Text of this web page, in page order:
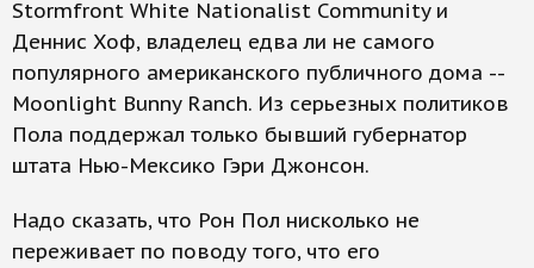
Stormfront White Nationalist Community и
Деннис Хоф, владелец едва ли не самого
популярного американского публичного дома --
Moonlight Bunny Ranch. Из серьезных политиков
Пола поддержал только бывший губернатор
штата Нью-Мексико Гэри Джонсон.
Надо сказать, что Рон Пол нисколько не
переживает по поводу того, что его